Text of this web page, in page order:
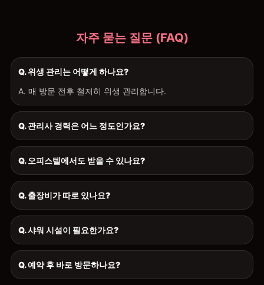
자주 묻는 질문 (FAQ)
Q. 위생 관리는 어떻게 하나요?
A. 매 방문 전후 철저히 위생 관리합니다.
Q. 관리사 경력은 어느 정도인가요?
Q. 오피스텔에서도 받을 수 있나요?
Q. 출장비가 따로 있나요?
Q. 샤워 시설이 필요한가요?
Q. 예약 후 바로 방문하나요?